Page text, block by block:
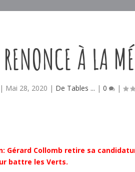
À LA
| Mai 28, 2020 | De Tables ... |0 |
Gérard Collomb retire sa
battre les Verts.